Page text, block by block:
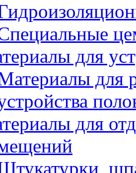
для
для
для